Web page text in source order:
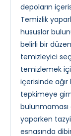
depoların
Temizlik
hususlar
belirli bir
temizleyici
temizlemek
içerisinde
tepkimeye
yaparken
esnasında